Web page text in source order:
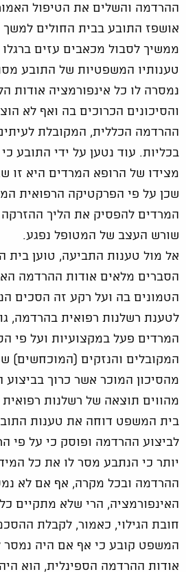
ההרדמה והשלים את הטיפול
אושפז התובע בבית החולים
ממשיך לסבול מכאבים עזים ברגלו
טענותיו המשפטיות של התובע
נמסרה לו כל אינפורמציה אודות
והסיכונים הכרוכים בה ואף לא
ההרדמה הכללית, המקובלת
בכליות. עוד נטען על ידי התובע
מצידו של הרופא המרדים היא זו
שכן על פי הפרקטיקה הרפואית
המרדים להפסיק את הליך ההזרקה
שורש העצב של המטופל נפגע.
אל מול טענות התביעה, טוען בית
הסברים מלאים אודות ההרדמה
הטמונים בה ועל רקע זה הסכים
לטענת רשלנות רפואית בהרדמה,
המרדים פעל במקצועיות ועל פי
המקובלים והנזקים (המוכחשים)
מהסיכון המוכר אשר כרוך בביצוע
מהווים תוצאה של רשלנות
בית המשפט דוחה את טענות
לביצוע ההרדמה ופוסק כי על פי
יותר כי הנתבע מסר לו את כל
ההרדמה ובכל מקרה, אף אם לא
האינפורמציה, הרי שלא מתקיים
חובת הגילוי, כאמור, לקבלת
המשפט קובע כי אף אם היה נמסר
אודות ההרדמה הספינלית, הוא